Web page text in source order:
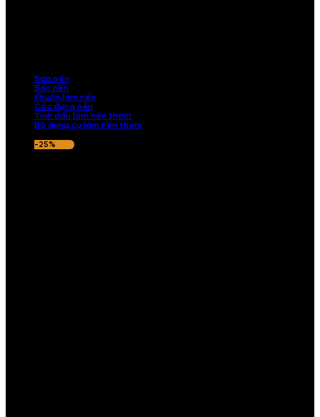
Sáp nến
Bấc nến
Khuôn làm nến
Cốc đựng nến
Tinh dầu làm nến thơm
Bộ dụng cụ làm nến thơm
-25%